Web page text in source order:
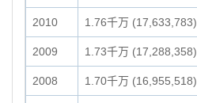
2010 1.76千万 (17,633,783)
2009 1.73千万 (17,288,358)
2008 1.70千万 (16,955,518)